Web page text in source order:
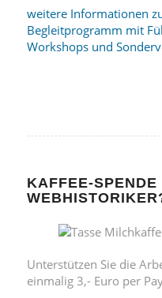
weitere Informationen
Begleitprogramm mit
Workshops und
KAFFEE-SPENDE
Unterstützen Sie die
einmalig 3,- Euro per